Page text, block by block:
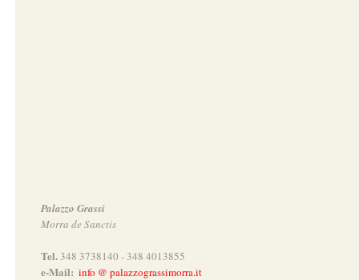
Palazzo Grassi
Morra de Sanctis
Tel. 348 3738140 - 348 4013855
e-Mail: info @ palazzograssimorra.it